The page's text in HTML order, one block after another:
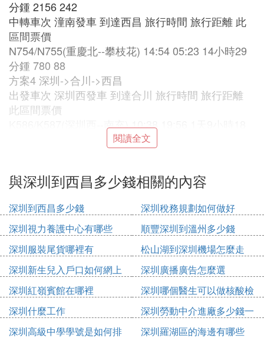
分鍾 2156 242
中轉車次 潼南發車 到達西昌 旅行時間 旅行距離 此
區間票價
N754/N755(重慶北--攀枝花) 14:54 05:23 14小時29
分鍾 780 88
方案4 深圳->合川->西昌
出發車次 深圳西發車 到達合川 旅行時間 旅行距離
此區間票價
K586/K587(深圳西--南充) 10:38 19:56 1天9小時18
中轉車次 合川發車 到達西昌 旅行時間 旅行距離 此
N754/N755(重慶北--攀枝花) 14:06 05:23 15小時17
以上是只轉一次火車，如果你願意轉兩次車。
最好的路線是 深圳—— 廣州—— 昆明—— 西昌 這
樣的話路程最短 在火車上的時間也最少。
方案1 深圳->河唇->昆明(旅行最省錢)
出發車次 深圳西發車 到達河唇 旅行時間 旅行距離
此區間票價
K586/K587(深圳西--南充) 10:38 19:46 9小時8分鍾 5
閱讀全文
與深圳到西昌多少錢相關的內容
深圳到西昌多少錢
深圳稅務規劃如何做好
深圳視力養護中心有哪些
順豐深圳到溫州多少錢
深圳服裝尾貨哪裡有
松山湖到深圳機場怎麼走
深圳新生兒入戶口如何網上
申請
深圳廣播廣告怎麼選
深圳紅嶺賓館在哪裡
深圳哪個醫生可以做核酸檢
測
深圳什麼工作
深圳勞動中介進廠多少錢一
個月
深圳高級中學學號是如何排 深圳羅湖區的海邊有哪些